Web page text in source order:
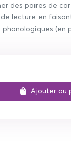
des paires de
lecture en
(en
Ajouter au